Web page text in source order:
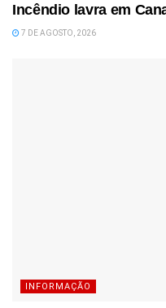
Incêndio lavra em
7 DE AGOSTO, 2026
INFORMAÇÃO